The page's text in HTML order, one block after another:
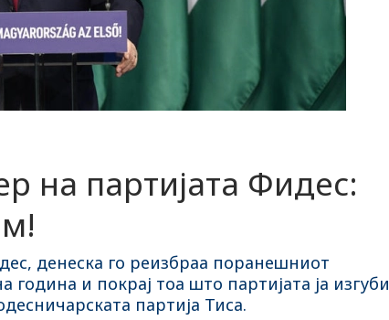
на партијата Фидес:
денеска го реизбраа поранешниот
и покрај тоа што партијата ја изгуби
партија Тиса.